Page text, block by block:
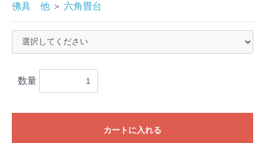
佛具 他 ＞ 六角畳台
数量
カートに入れる
お買い物を続ける